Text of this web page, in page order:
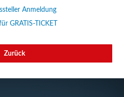
Anmeldung
GRATIS-TICKET
Zurück